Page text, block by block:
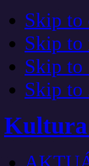
Skip to
Skip to
Skip to
Skip to
Kultura